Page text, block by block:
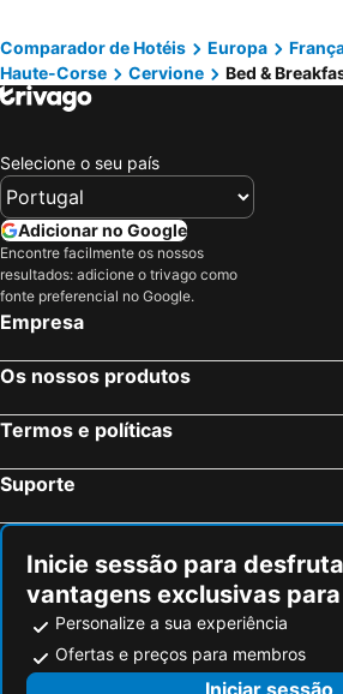
Omessa, bed and breakfasts
Biguglia, bed and breakfasts
Santa-
Oletta, bed and breakfasts
Aléria, bed and breakfasts
Penta-di-
Valle-di-Campoloro, bed and breakfasts
Venaco, bed and breakfasts
Bocognano, bed and breakfasts
Piedicroce, bed and breakfasts
Prunelli-di-Fiumorbo, bed and breakfasts
Palasca, bed and breakfasts
Poggio-di-
Comparador de Hotéis Europa
Haute-Corse
Cervione Bed &
Selecione o seu país
Adicionar no Google
Encontre facilmente os nossos
resultados: adicione o trivago como
fonte preferencial no Google.
Empresa
Os nossos produtos
Termos e políticas
Suporte
Inicie sessão para
vantagens exclusivas
Personalize a sua experiência
Ofertas e preços para membros
Iniciar sessão